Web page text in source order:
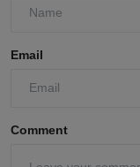
Email
Comment